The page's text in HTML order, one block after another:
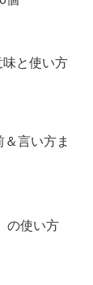
味と使い方
言い方ま
の使い方